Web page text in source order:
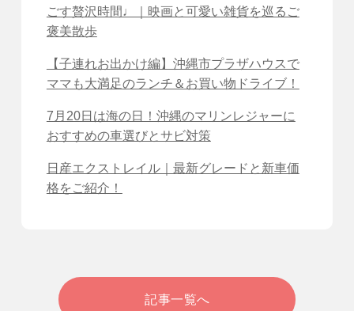
ごす贅沢時間♩｜映画と可愛い雑貨を巡るご
褒美散歩
【子連れお出かけ編】沖縄市プラザハウスで
ママも大満足のランチ＆お買い物ドライブ！
7月20日は海の日！沖縄のマリンレジャーに
おすすめの車選びとサビ対策
日産エクストレイル｜最新グレードと新車価
格をご紹介！
記事一覧へ